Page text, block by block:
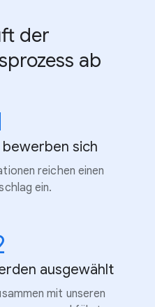
der
ab
sich
reichen einen
ein.
ausgewählt
mit unseren